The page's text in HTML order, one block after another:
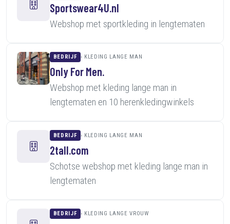
Sportswear4U.nl
Webshop met sportkleding in lengtematen
BEDRIJF KLEDING LANGE MAN
Only For Men.
Webshop met kleding lange man in
lengtematen en 10 herenkledingwinkels
BEDRIJF KLEDING LANGE MAN
2tall.com
Schotse webshop met kleding lange man in
lengtematen
BEDRIJF KLEDING LANGE VROUW